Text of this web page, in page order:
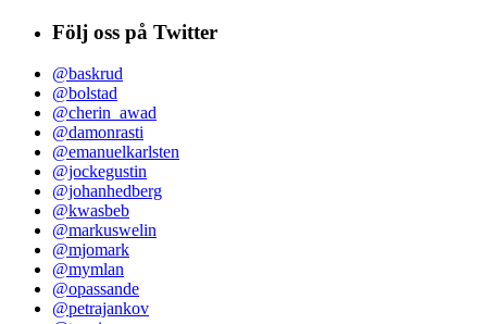
Följ oss på Twitter
@baskrud
@bolstad
@cherin_awad
@damonrasti
@emanuelkarlsten
@jockegustin
@johanhedberg
@kwasbeb
@markuswelin
@mjomark
@mymlan
@opassande
@petrajankov